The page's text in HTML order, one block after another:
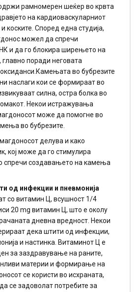
рамномерен шеќер во крвта
на кардиоваскуларниот
коските. Според една студија,
можел да спречи
и да го блокира ширењето на
главно поради неговата
во бубрезите
наслаги кои се формираат во
силна, остра болка во
Некои истражувања
може да помогне во
во бубрезите.
делува и како
кој може да го стимулира
спречи создавањето на камења
од инфекции и пневмонија
со витамин Ц, всушност 1/4
20 mg витамин Ц, што е околу
дневна вредност. Некои
дека штити од инфекции,
и настинка. Витаминот Ц е
за заздравување на раните,
материи и формирање на
се користи во исхраната,
се задоволат потребите за